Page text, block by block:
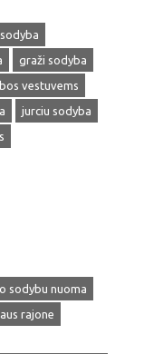
graži sodyba
vestuvems
jurciu sodyba
sodybu nuoma
rajone